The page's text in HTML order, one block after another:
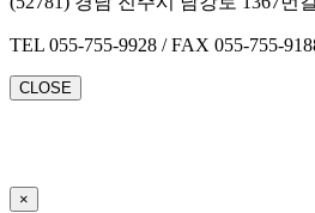
TEL 055-755-9928 / FAX 055-755-
CLOSE
×